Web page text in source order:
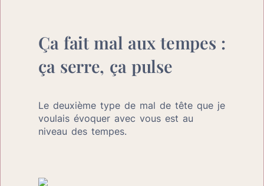
Ça fait mal aux tempes :
ça serre, ça pulse
Le deuxième type de mal de tête que je
voulais évoquer avec vous est au
niveau des tempes.